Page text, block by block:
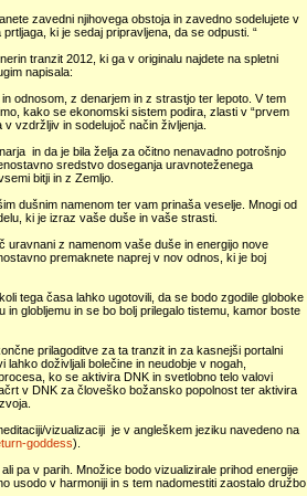
zavedni njihovega obstoja in zavedno sodelujete v
ki je sedaj pripravljena, da se odpusti. “
tranzit 2012, ki ga v originalu najdete na spletni
napisala:
odnosom, z denarjem in z strastjo ter lepoto. V tem
kako se ekonomski sistem podira, zlasti v “prvem
vzdržljiv in sodelujoč način življenja.
in da je bila želja za očitno nenavadno potrošnjo
sredstvo doseganja uravnoteženega
bitji in z Zemljo.
dušnim namenom ter vam prinaša veselje. Mnogi od
ki je izraz vaše duše in vaše strasti.
uravnani z namenom vaše duše in energijo nove
premaknete naprej v nov odnos, ki je boj
tega časa lahko ugotovili, da se bodo zgodile globoke
globljemu in se bo bolj prilegalo tistemu, kamor boste
prilagoditve za ta tranzit in za kasnejši portalni
doživljali bolečine in neudobje v nogah,
ko se aktivira DNK in svetlobno telo valovi
v DNK za človeško božansko popolnost ter aktivira
vizualizaciji je v angleškem jeziku navedeno na
goddess).
pa v parih. Množice bodo vizualizirale prihod energije
usodo v harmoniji in s tem nadomestiti zaostalo družbo